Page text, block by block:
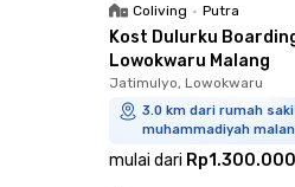
Coliving • Putra
Kost Dulurku
Lowokwaru Malang
Jatimulyo, Lowokwaru
3.0 km dari rumah
muhammadiyah
mulai dari Rp1.300.000